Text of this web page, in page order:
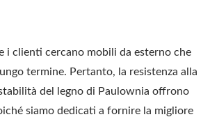
i clienti cercano mobili da esterno che
termine. Pertanto, la resistenza alla
del legno di Paulownia offrono
siamo dedicati a fornire la migliore